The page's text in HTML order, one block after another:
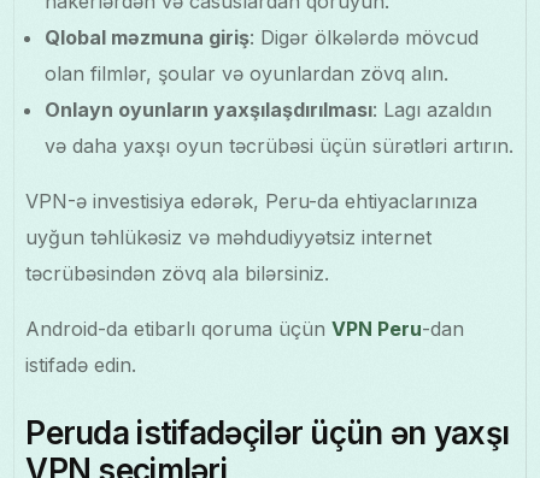
Qlobal məzmuna giriş: Digər ölkələrdə mövcud
olan filmlər, şoular və oyunlardan zövq alın.
Onlayn oyunların yaxşılaşdırılması: Lagı azaldın
və daha yaxşı oyun təcrübəsi üçün sürətləri artırın.
VPN-ə investisiya edərək, Peru-da ehtiyaclarınıza
uyğun təhlükəsiz və məhdudiyyətsiz internet
təcrübəsindən zövq ala bilərsiniz.
Android-da etibarlı qoruma üçünVPN Peru-dan
istifadə edin.
Peruda istifadəçilər üçün ən yaxşı
VPN seçimləri